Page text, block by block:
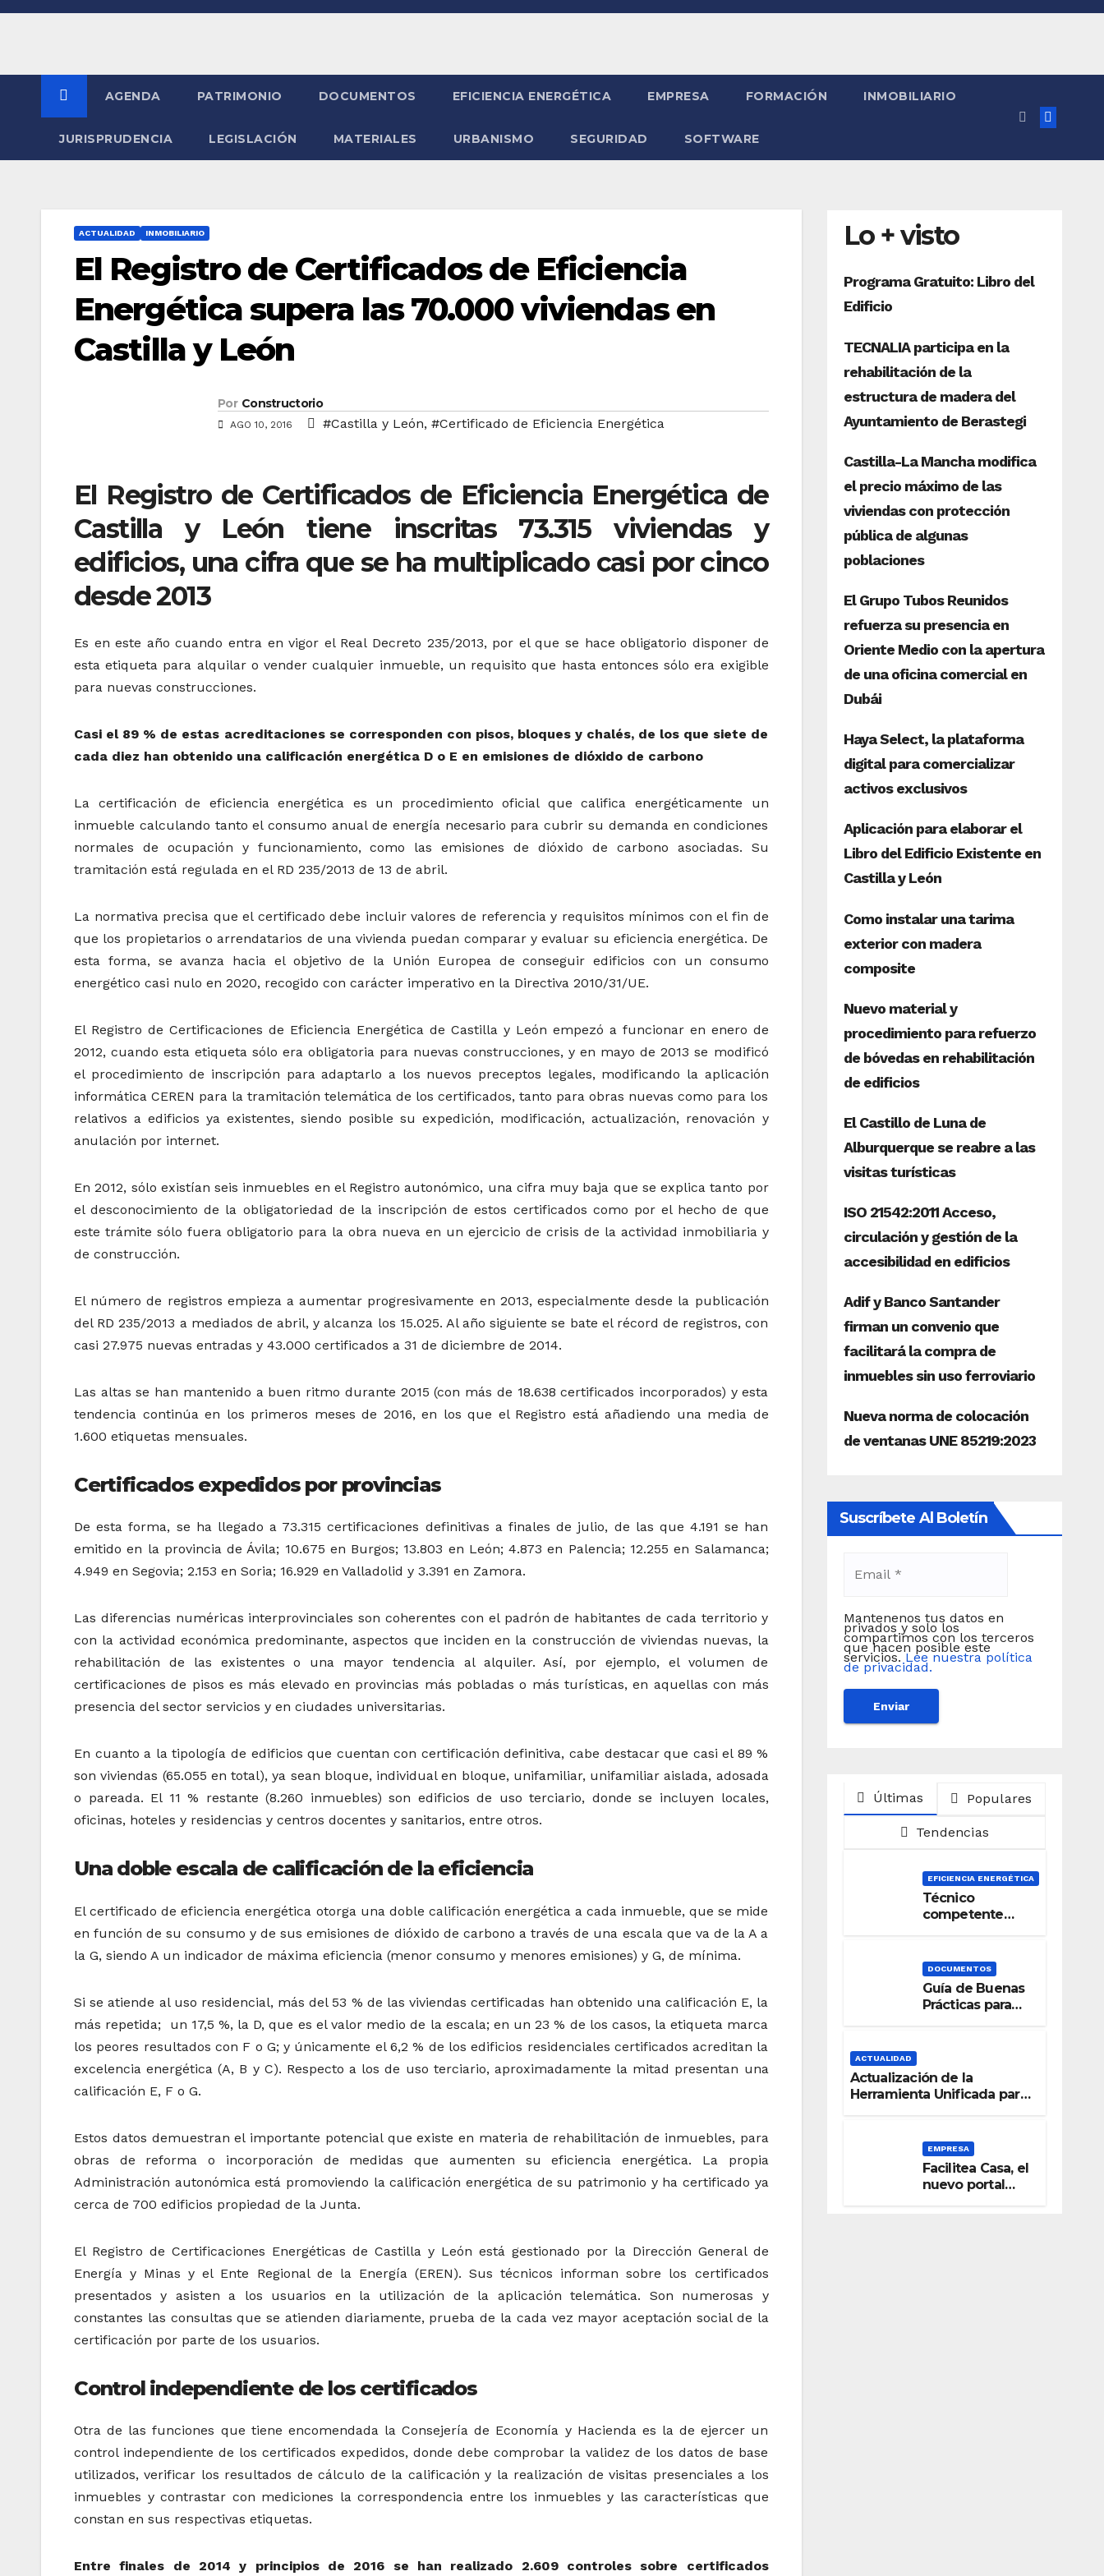
Saltar
AGENDA PATRIMONIO DOCUMENTOS EFICIENCIA ENERGÉTICA EMPRESA FORMACIÓN INMOBILIARIO
JURISPRUDENCIA LEGISLACIÓN MATERIALES URBANISMO SEGURIDAD SOFTWARE
ACTUALIDAD INMOBILIARIO
El Registro de Certificados de Eficiencia
Energética supera las 70.000 viviendas en
Castilla y León
Por Constructorio
AGO 10, 2016 #Castilla y León, #Certificado de Eficiencia Energética
El Registro de Certificados de Eficiencia Energética de
Castilla y León tiene inscritas 73.315 viviendas y
edificios, una cifra que se ha multiplicado casi por cinco
desde 2013
Es en este año cuando entra en vigor el Real Decreto 235/2013, por el que se hace obligatorio disponer de
esta etiqueta para alquilar o vender cualquier inmueble, un requisito que hasta entonces sólo era exigible
para nuevas construcciones.
Casi el 89 % de estas acreditaciones se corresponden con pisos, bloques y chalés, de los que siete de
cada diez han obtenido una calificación energética D o E en emisiones de dióxido de carbono
La certificación de eficiencia energética es un procedimiento oficial que califica energéticamente un
inmueble calculando tanto el consumo anual de energía necesario para cubrir su demanda en condiciones
normales de ocupación y funcionamiento, como las emisiones de dióxido de carbono asociadas. Su
tramitación está regulada en el RD 235/2013 de 13 de abril.
La normativa precisa que el certificado debe incluir valores de referencia y requisitos mínimos con el fin de
que los propietarios o arrendatarios de una vivienda puedan comparar y evaluar su eficiencia energética. De
esta forma, se avanza hacia el objetivo de la Unión Europea de conseguir edificios con un consumo
energético casi nulo en 2020, recogido con carácter imperativo en la Directiva 2010/31/UE.
El Registro de Certificaciones de Eficiencia Energética de Castilla y León empezó a funcionar en enero de
2012, cuando esta etiqueta sólo era obligatoria para nuevas construcciones, y en mayo de 2013 se modificó
el procedimiento de inscripción para adaptarlo a los nuevos preceptos legales, modificando la aplicación
informática CEREN para la tramitación telemática de los certificados, tanto para obras nuevas como para los
relativos a edificios ya existentes, siendo posible su expedición, modificación, actualización, renovación y
anulación por internet.
En 2012, sólo existían seis inmuebles en el Registro autonómico, una cifra muy baja que se explica tanto por
el desconocimiento de la obligatoriedad de la inscripción de estos certificados como por el hecho de que
este trámite sólo fuera obligatorio para la obra nueva en un ejercicio de crisis de la actividad inmobiliaria y
de construcción.
El número de registros empieza a aumentar progresivamente en 2013, especialmente desde la publicación
del RD 235/2013 a mediados de abril, y alcanza los 15.025. Al año siguiente se bate el récord de registros, con
casi 27.975 nuevas entradas y 43.000 certificados a 31 de diciembre de 2014.
Las altas se han mantenido a buen ritmo durante 2015 (con más de 18.638 certificados incorporados) y esta
tendencia continúa en los primeros meses de 2016, en los que el Registro está añadiendo una media de
1.600 etiquetas mensuales.
Certificados expedidos por provincias
De esta forma, se ha llegado a 73.315 certificaciones definitivas a finales de julio, de las que 4.191 se han
emitido en la provincia de Ávila; 10.675 en Burgos; 13.803 en León; 4.873 en Palencia; 12.255 en Salamanca;
4.949 en Segovia; 2.153 en Soria; 16.929 en Valladolid y 3.391 en Zamora.
Las diferencias numéricas interprovinciales son coherentes con el padrón de habitantes de cada territorio y
con la actividad económica predominante, aspectos que inciden en la construcción de viviendas nuevas, la
rehabilitación de las existentes o una mayor tendencia al alquiler. Así, por ejemplo, el volumen de
certificaciones de pisos es más elevado en provincias más pobladas o más turísticas, en aquellas con más
presencia del sector servicios y en ciudades universitarias.
En cuanto a la tipología de edificios que cuentan con certificación definitiva, cabe destacar que casi el 89 %
son viviendas (65.055 en total), ya sean bloque, individual en bloque, unifamiliar, unifamiliar aislada, adosada
o pareada. El 11 % restante (8.260 inmuebles) son edificios de uso terciario, donde se incluyen locales,
oficinas, hoteles y residencias y centros docentes y sanitarios, entre otros.
Una doble escala de calificación de la eficiencia
El certificado de eficiencia energética otorga una doble calificación energética a cada inmueble, que se mide
en función de su consumo y de sus emisiones de dióxido de carbono a través de una escala que va de la A a
la G, siendo A un indicador de máxima eficiencia (menor consumo y menores emisiones) y G, de mínima.
Si se atiende al uso residencial, más del 53 % de las viviendas certificadas han obtenido una calificación E, la
más repetida; un 17,5 %, la D, que es el valor medio de la escala; en un 23 % de los casos, la etiqueta marca
los peores resultados con F o G; y únicamente el 6,2 % de los edificios residenciales certificados acreditan la
excelencia energética (A, B y C). Respecto a los de uso terciario, aproximadamente la mitad presentan una
calificación E, F o G.
Estos datos demuestran el importante potencial que existe en materia de rehabilitación de inmuebles, para
obras de reforma o incorporación de medidas que aumenten su eficiencia energética. La propia
Administración autonómica está promoviendo la calificación energética de su patrimonio y ha certificado ya
cerca de 700 edificios propiedad de la Junta.
El Registro de Certificaciones Energéticas de Castilla y León está gestionado por la Dirección General de
Energía y Minas y el Ente Regional de la Energía (EREN). Sus técnicos informan sobre los certificados
presentados y asisten a los usuarios en la utilización de la aplicación telemática. Son numerosas y
constantes las consultas que se atienden diariamente, prueba de la cada vez mayor aceptación social de la
certificación por parte de los usuarios.
Control independiente de los certificados
Otra de las funciones que tiene encomendada la Consejería de Economía y Hacienda es la de ejercer un
control independiente de los certificados expedidos, donde debe comprobar la validez de los datos de base
utilizados, verificar los resultados de cálculo de la calificación y la realización de visitas presenciales a los
inmuebles y contrastar con mediciones la correspondencia entre los inmuebles y las características que
constan en sus respectivas etiquetas.
Entre finales de 2014 y principios de 2016 se han realizado 2.609 controles sobre certificados
Lo + visto
Suscríbete Al Boletín
Mantenenos tus datos en
privados y solo los
compartimos con los terceros
que hacen posible este
servicios. Lee nuestra política
de privacidad.
Últimas Populares
Tendencias
EFICIENCIA ENERGÉTICA
Técnico
competente
la Eficiencia
Energética
DOCUMENTOS
Guía de Buenas
Prácticas para
ACTUALIDAD
Actualización de la
Herramienta Unificada para
EMPRESA
Facilitea Casa, el
nuevo portal